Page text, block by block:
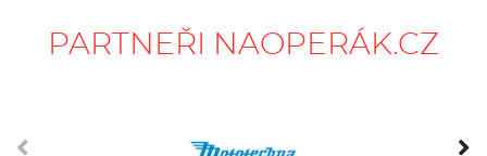
PARTNEŘI NAOPERÁK.CZ